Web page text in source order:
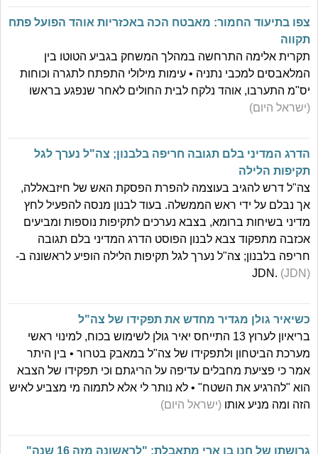
צפו בתיעוד החמור: מאבטח הכה באכזריות אוהד הפועל פתח
תקווה
תקרית אלימה התרחשה במהלך המשחק בגביע הטוטו בין
המלאבסים למכבי נתניה • עימות מילולי התפתח לתגרה וכוחות
יס"מ התערבו, אוהד נלקח לבית החולים לאחר שנפגע בראשו
(ישראל היום)
הדרג המדיני בלם תגובה חריפה בלבנון; צה"ל נערך לגל
תקיפות הלילה
צה"ל דרש להגיב בעוצמה להפרת הפסקת האש של חיזבאללה,
אך נבלם על ידי ראש הממשלה. בעוד לבנון מנסה להפעיל לחץ
מדיני בשיחות ברומא, בצבא נערכים לתקיפות נוספות ומביעים
אכזבה מתפקוד צבא לבנון הפוסט הדרג המדיני בלם תגובה
חריפה בלבנון; צה"ל נערך לגל תקיפות הלילה הופיע לראשונה ב-
JDN. (JDN)
כשיאיר גולן מגדיר מחדש את תפקידו של צה"ל
בריאיון לערוץ 13 התייחס יאיר גולן לשימוש בכוח, למינוי ראשי
מערכת הביטחון ולתפקידו של צה"ל במאבק בטרור • בין היתר
אמר כי פציעת מחבלים עדיפה על הריגתם וכי תפקידו של הצבא
הוא "להרגיע את השטח" • לא נותר לי אלא לתמוה מי מצביע לאיש
הזה ומה מניע אותו (ישראל היום)
גרושתו של חנן בן ארי מתאבלת: "לראשונה מזה 16 שנה"